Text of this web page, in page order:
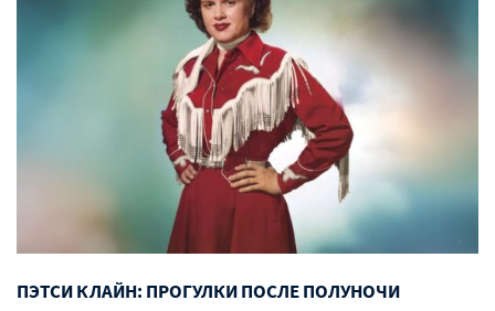
ПЭТСИ КЛАЙН: ПРОГУЛКИ ПОСЛЕ ПОЛУНОЧИ